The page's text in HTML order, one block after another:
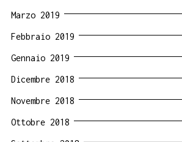
Marzo 2019
Febbraio 2019
Gennaio 2019
Dicembre 2018
Novembre 2018
Ottobre 2018